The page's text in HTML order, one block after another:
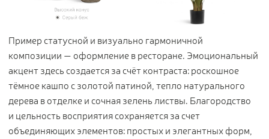
Пример статусной и визуально гармоничной
композиции — оформление в ресторане. Эмоциональный
акцент здесь создается за счёт контраста: роскошное
тёмное кашпо с золотой патиной, тепло натурального
дерева в отделке и сочная зелень листвы. Благородство
и цельность восприятия сохраняется за счет
объединяющих элементов: простых и элегантных форм,